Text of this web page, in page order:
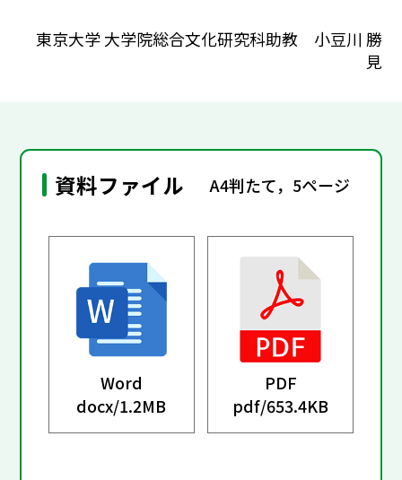
東京大学 大学院総合文化研究科助教 小豆川 勝
見
資料ファイル A4判たて，5ページ
Word
docx/1.2MB
PDF
pdf/653.4KB